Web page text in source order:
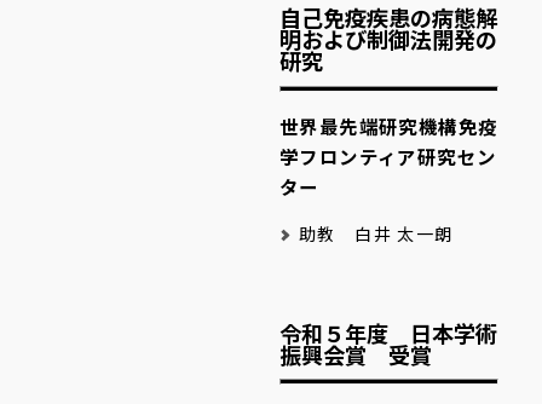
自己免疫疾患の病態解
明および制御法開発の
研究
世界最先端研究機構免疫
学フロンティア研究セン
ター
助教 白井 太一朗
令和５年度 日本学術
振興会賞 受賞